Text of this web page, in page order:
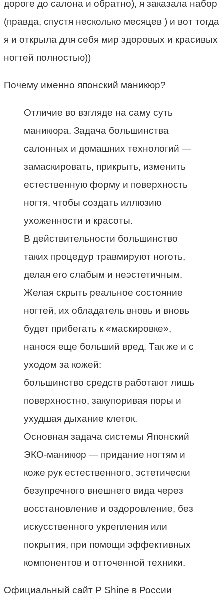
дороге до салона и обратно), я заказала набор
(правда, спустя несколько месяцев ) и вот тогда
я и открыла для себя мир здоровых и красивых
ногтей полностью))
Почему именно японский маникюр?
Отличие во взгляде на саму суть
маникюра. Задача большинства
салонных и домашних технологий —
замаскировать, прикрыть, изменить
естественную форму и поверхность
ногтя, чтобы создать иллюзию
ухоженности и красоты.
В действительности большинство
таких процедур травмируют ноготь,
делая его слабым и неэстетичным.
Желая скрыть реальное состояние
ногтей, их обладатель вновь и вновь
будет прибегать к «маскировке»,
нанося еще больший вред. Так же и с
уходом за кожей:
большинство средств работают лишь
поверхностно, закупоривая поры и
ухудшая дыхание клеток.
Основная задача системы Японский
ЭКО-маникюр — придание ногтям и
коже рук естественного, эстетически
безупречного внешнего вида через
восстановление и оздоровление, без
искусственного укрепления или
покрытия, при помощи эффективных
компонентов и отточенной техники.
Официальный сайт P Shine в России